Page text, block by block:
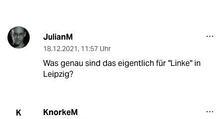
JulianM
18.12.2021, 11:57 Uhr
Was genau sind das eigentlich für "Linke" in
Leipzig?
K KnorkeM